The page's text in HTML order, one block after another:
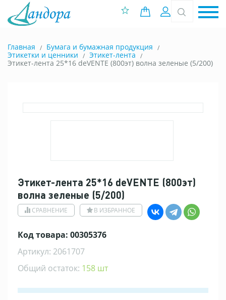
0 позиций
Вход
Главная
Бумага и бумажная продукция
Этикетки и ценники
Этикет-лента
Этикет-лента 25*16 deVENTE (800эт) волна зеленые (5/200)
Этикет-лента 25*16 deVENTE (800эт)
волна зеленые (5/200)
СРАВНЕНИЕ В ИЗБРАННОЕ
Код товара: 00305376
Артикул: 2061707
Общий остаток: 158 шт